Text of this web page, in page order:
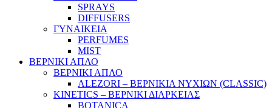
SPRAYS
DIFFUSERS
ΓΥΝΑΙΚΕΙΑ
PERFUMES
MIST
ΒΕΡΝΙΚΙ ΑΠΛΟ
ΒΕΡΝΙΚΙ ΑΠΛΟ
ALEZORI – ΒΕΡΝΙΚΙΑ ΝΥΧΙΩΝ (CLASSIC)
KINETICS – ΒΕΡΝΙΚΙ ΔΙΑΡΚΕΙΑΣ
BOTANICA